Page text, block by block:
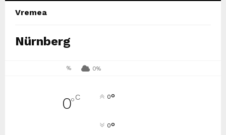
Vremea
Nürnberg
% 0%
0°C 0°
0°